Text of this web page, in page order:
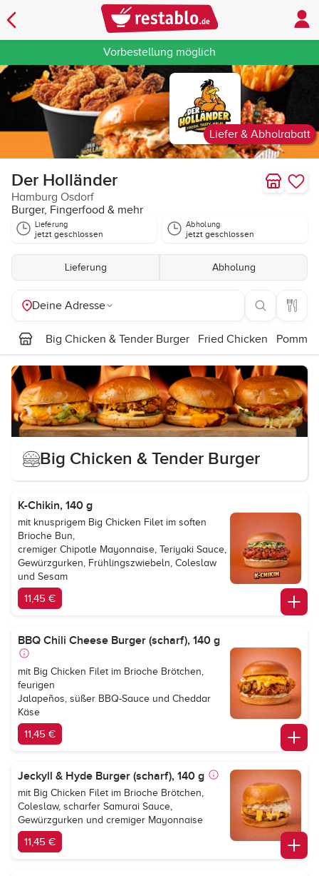
Vorbestellung möglich
Liefer & Abholrabatt
Der Holländer
Hamburg Osdorf
Burger, Fingerfood & mehr
Lieferung
jetzt geschlossen
Abholung
jetzt geschlossen
Lieferung Abholung
Deine Adresse
Big Chicken & Tender Burger Fried Chicken
Big Chicken & Tender Burger
K-Chikin, 140 g
mit knusprigem Big Chicken Filet im soften
Brioche Bun,
cremiger Chipotle Mayonnaise, Teriyaki Sauce,
Gewürzgurken, Frühlingszwiebeln, Coleslaw
und Sesam
11,45 €
BBQ Chili Cheese Burger (scharf), 140 g
mit Big Chicken Filet im Brioche Brötchen,
feurigen
Jalapeños, süßer BBQ-Sauce und Cheddar
Käse
11,45 €
Jeckyll & Hyde Burger (scharf), 140 g
mit Big Chicken Filet im Brioche Brötchen,
Coleslaw, scharfer Samurai Sauce,
Gewürzgurken und cremiger Mayonnaise
11,45 €